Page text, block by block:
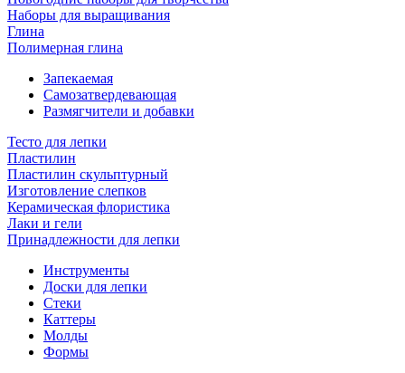
Наборы для выращивания
Глина
Полимерная глина
Запекаемая
Самозатвердевающая
Размягчители и добавки
Тесто для лепки
Пластилин
Пластилин скульптурный
Изготовление слепков
Керамическая флористика
Лаки и гели
Принадлежности для лепки
Инструменты
Доски для лепки
Стеки
Каттеры
Молды
Формы